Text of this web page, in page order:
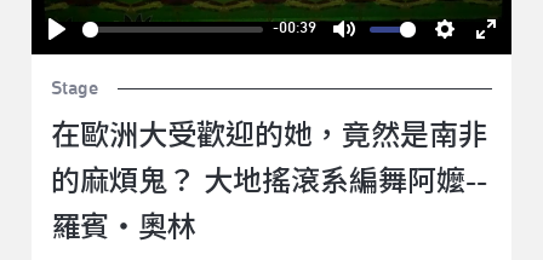
Play
-00:39
Mute Settings
Enter
Stage
在歐洲大受歡迎的她，竟然是南非
的麻煩鬼？ 大地搖滾系編舞阿嬤--
羅賓・奧林